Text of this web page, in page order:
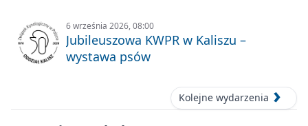
6 września 2026, 08:00
Jubileuszowa KWPR w Kaliszu –
wystawa psów
Kolejne wydarzenia